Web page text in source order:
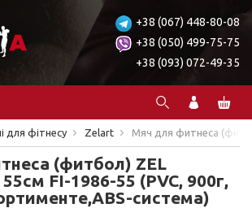
+38 (067) 448-80-08
+38 (050) 499-75-75
+38 (093) 072-49-35
для фітнесу Zelart Мяч для фитнеса
(фитбол) ZEL
FI-1986-55 (PVC, 900г,
система)